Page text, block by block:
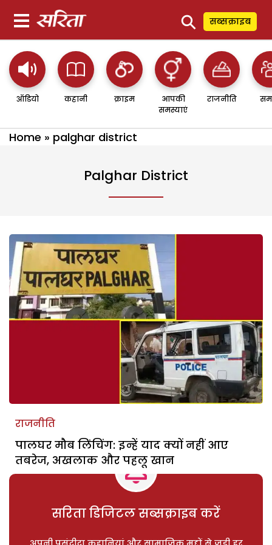
⚲ सब्सक्राइब
ऑडियो कहानी क्राइम
आपकी
समस्याएं
राजनीति
Home » palghar district
Palghar District
राजनीति
पालघर मौब लिंचिंग: इन्हें याद क्यों नहीं आए
तबरेज, अखलाक और पहलू खान
सरिता डिजिटल सब्सक्राइब करें